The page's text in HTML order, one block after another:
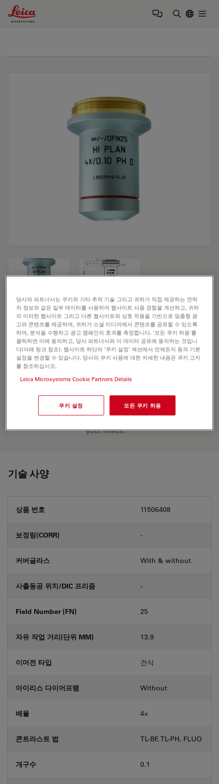
Leica Microsystems Logo
Microscope Objective HI PLAN 4x/0,10
PH0
견적 요청하기
Discover the perfect solution. Explore
Objective Finder
, compare
your needs.
기술 사양
상품 번호 11506408
보정링(CORR) -
커버글라스 With & without
사출동공 위치/DIC 프리즘 -
Field Number (FN) 25
자유 작업 거리(단위 MM) 13.9
이머전 타입 건식
아이리스 다이어프램 Without
배율 4⨉
콘트라스트 법 TL-BF, TL-PH, FLUO
개구수 0.1
당사와 파트너사는 쿠키와 기타 추적 기술 그리고 귀하가 직접 제공하는 연락
처 정보와 같은 일부 데이터를 사용하여 웹사이트 사용 경험을 개선하고, 귀하
의 이러한 웹사이트 그리고 다른 웹사이트와 상호 작용을 기반으로 맞춤형 광
고와 콘텐츠를 제공하며, 귀하가 소셜 미디어에서 콘텐츠를 공유할 수 있도록
하여, 분석을 수행하고 광고 캠페인의 효과를 측정합니다. '모든 쿠키 허용'를
클릭하면 이에 동의하고, 당사 파트너사와 이 데이터 공유에 동의하는 것입니
다(아래 링크 참조). 웹사이트 하단의 '쿠키 설정' 섹션에서 언제든지 동의 기본
설정을 변경할 수 있습니다. 당사의 쿠키 사용에 대한 자세한 내용은 쿠키 고지
를 참조하십시오.
Leica Microsystems Cookie Partners Details
쿠키 설정 모든 쿠키 허용